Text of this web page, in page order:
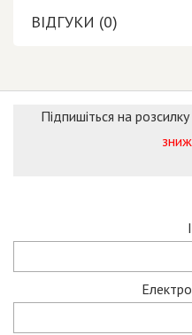
ВІДГУКИ (0)
Підпишіться на